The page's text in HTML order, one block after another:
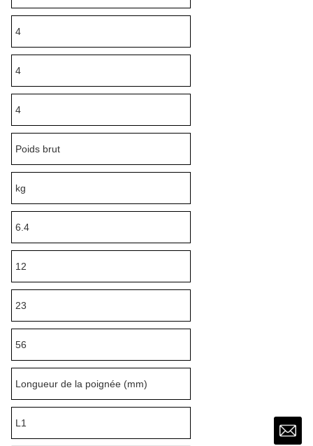
4
4
4
Poids brut
kg
6.4
12
23
56
Longueur de la poignée (mm)
L1